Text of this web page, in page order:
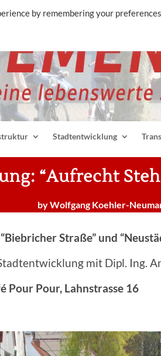
Stadtentwicklung
“Aufrecht
byWolfgang Koehler-
Biebricher Straße” und “
mit Dipl. Ing.
Pour Pour, Lahnstrasse 16
by remembering your